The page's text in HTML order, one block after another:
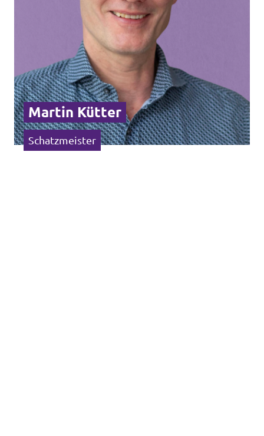
Martin Kütter
Schatzmeister